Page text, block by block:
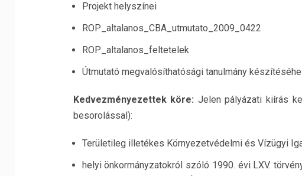
Projekt helyszínei
ROP_altalanos_CBA_utmutato_2009_0422
ROP_altalanos_feltetelek
Útmutató megvalósíthatósági tanulmány
Kedvezményezettek köre: Jelen pályázati kiírás
besorolással):
Területileg illetékes Környezetvédelmi és Vízügyi
helyi önkormányzatokról szóló 1990. évi LXV.